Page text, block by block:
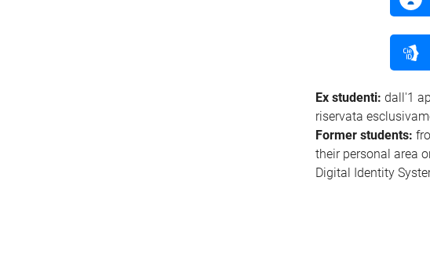
Ex studenti: dall'1
riservata
Former students:
their personal area
Digital Identity